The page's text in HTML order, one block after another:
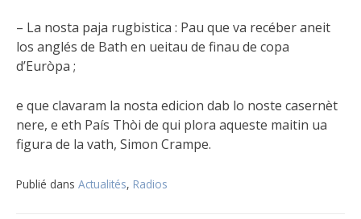
– La nosta paja rugbistica : Pau que va recéber aneit
los anglés de Bath en ueitau de finau de copa
d’Euròpa ;
e que clavaram la nosta edicion dab lo noste casernèt
nere, e eth País Thòi de qui plora aqueste maitin ua
figura de la vath, Simon Crampe.
Publié dans Actualités, Radios